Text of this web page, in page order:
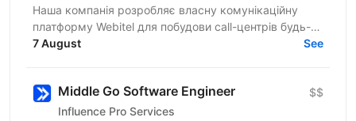
Наша компанія розробляє власну комунікаційну
платформу Webitel для побудови call-центрів будь-
якого рівня складності. Ми забезпечуємо повний
7 August See
Middle Go Software Engineer
Influence Pro Services
$$